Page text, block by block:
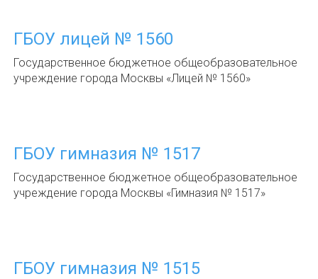
ГБОУ лицей № 1560
Государственное бюджетное общеобразовательное
учреждение города Москвы «Лицей № 1560»
ГБОУ гимназия № 1517
Государственное бюджетное общеобразовательное
учреждение города Москвы «Гимназия № 1517»
ГБОУ гимназия № 1515